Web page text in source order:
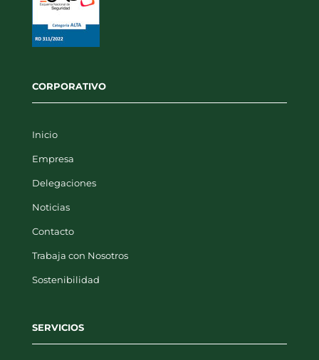
CORPORATIVO
Inicio
Empresa
Delegaciones
Noticias
Contacto
Trabaja con Nosotros
Sostenibilidad
SERVICIOS